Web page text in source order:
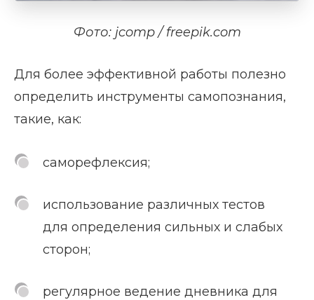
Фото: jcomp / freepik.com
Для более эффективной работы полезно
определить инструменты самопознания,
такие, как:
саморефлексия;
использование различных тестов
для определения сильных и слабых
сторон;
регулярное ведение дневника для